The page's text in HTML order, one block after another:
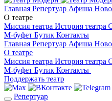
Главная Репертуар Афиша
О театре
Миссия театра История театра
М-буфет Бутик Контакты
Главная Репертуар Афиша
О театре
Миссия театра История театра
М-буфет Бутик Контакты
Поддержать театр
Репертуар